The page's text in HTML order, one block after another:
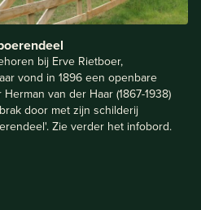
bij Erve Rietboer,
vond in 1896 een openbare
van der Haar (1867-1938)
door met zijn schilderij
Zie verder het infobord.